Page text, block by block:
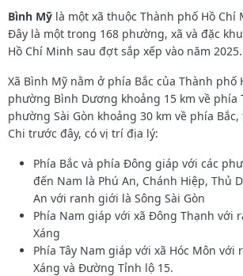
Bình Mỹ là một xã thuộc Thành phố Hồ Chí
Đây là một trong 168 phường, xã và đặc
Hồ Chí Minh sau đợt sắp xếp vào năm 2025.
Xã Bình Mỹ nằm ở phía Bắc của Thành phố
phường Bình Dương khoảng 15 km về phía
phường Sài Gòn khoảng 30 km về phía
Chi trước đây, có vị trí địa lý:
Phía Bắc và phía Đông giáp với các
đến Nam là Phú An, Chánh Hiệp, Thủ
An với ranh giới là Sông Sài Gòn
Phía Nam giáp với xã Đông Thạnh với
Xáng
Phía Tây Nam giáp với xã Hóc Môn với
Xáng và Đường Tỉnh lộ 15.